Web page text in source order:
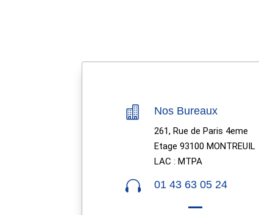
 Nos Bureaux
261, Rue de Paris 4eme
Etage 93100 MONTREUIL
LAC : MTPA
 01 43 63 05 24